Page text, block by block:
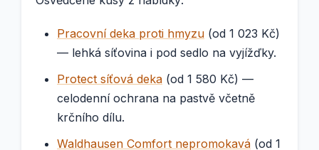
Pracovní deka proti hmyzu (od 1 023 Kč)
— lehká síťovina i pod sedlo na vyjížďky.
Protect síťová deka (od 1 580 Kč) —
celodenní ochrana na pastvě včetně
krčního dílu.
Waldhausen Comfort nepromokavá (od 1